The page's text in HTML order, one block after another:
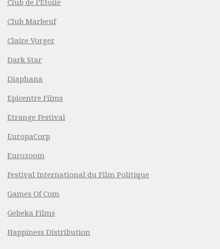
Club de l’Etoile
Club Marbeuf
Claire Vorger
Dark Star
Diaphana
Epicentre Films
Etrange Festival
EuropaCorp
Eurozoom
Festival International du Film Politique
Games Of Com
Gebeka Films
Happiness Distribution